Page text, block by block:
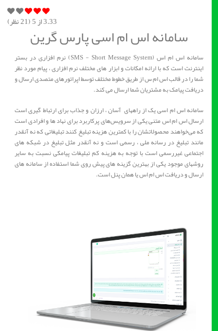
3.33از 5 ( 21نظر)
سامانه اس ام اسی پارس گرین
سامانه اس ام اس (SMS - Short Message System) نرم افزاری در بستر
اینترنت است که با ارائه امکانات و ابزار های مختلف نرم افزاری ، پیام مورد نظر
شما را در قالب اس ام س از طریق خطوط مختلف توسط اپراتورهای متصدی ارسال و
دریافت پیامک به مشتریان شما ارسال می کند.
سامانه اس ام اسی یک از راههای آسان ، ارزان و جذاب برای ارتباط گیری است
ارسال اس ام اس متنی یکی از سرویس‌های پرکاربرد برای نهاد ها و افرادی است
که می‌خواهند محصولاتشان را با کمترین هزینه تبلیغ کنند تبلیغاتی که نه آنقدر
مانند تبلیغ در رسانه ملی ، رسمی است و نه آنقدر مثل تبلیغ در شبکه‌ های
اجتماعی غیررسمی است با توجه به هزینه کم تبلیغات پیامکی نسبت به سایر
روشهای موجود یکی از بهترین گزینه های پیش روی شما استفاده از سامانه های
ارسال و دریافت اس ام اس یا همان پنل است.